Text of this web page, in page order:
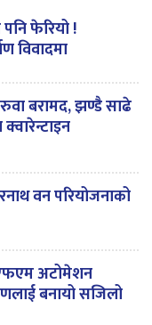
फेरियो !
विवादमा
बरामद, झण्डै साढे
वन परियोजनाको
अटोमेशन
बनायो सजिलो